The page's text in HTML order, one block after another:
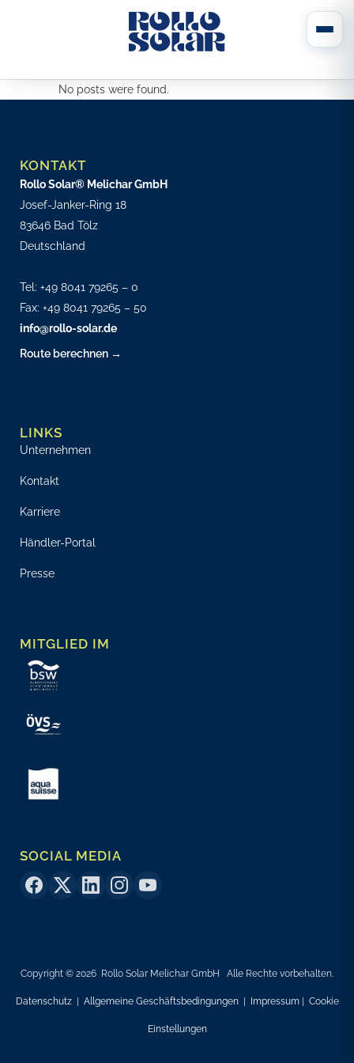
No posts were found.
KONTAKT
Rollo Solar® Melichar GmbH
Josef-Janker-Ring 18
83646 Bad Tölz
Deutschland
Tel: +49 8041 79265 – 0
Fax: +49 8041 79265 – 50
info@rollo-solar.de
Route berechnen →
LINKS
Unternehmen
Kontakt
Karriere
Händler-Portal
Presse
MITGLIED IM
SOCIAL MEDIA
Copyright © 2026 Rollo Solar Melichar GmbH Alle Rechte vorbehalten.
Datenschutz| Allgemeine Geschäftsbedingungen| Impressum| Cookie
Einstellungen